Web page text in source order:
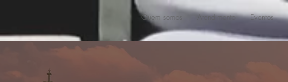
Quem somos Atendimento Eventos